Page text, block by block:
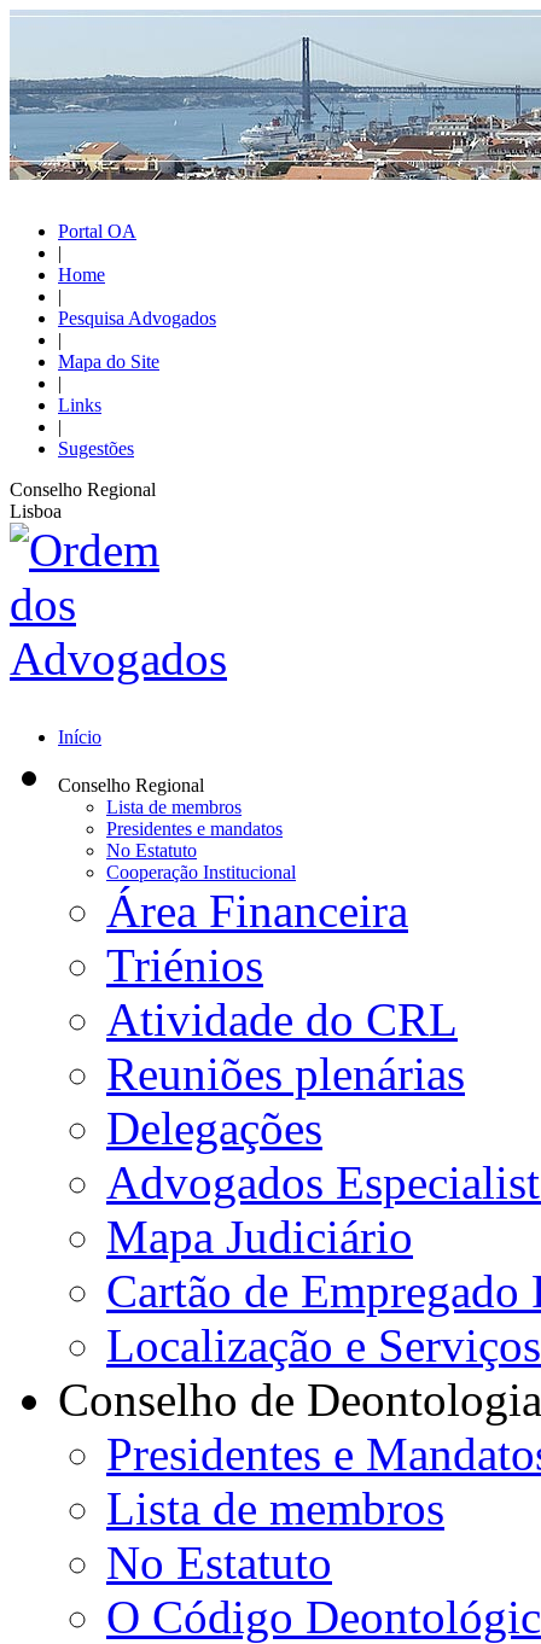
Portal OA
|
Home
|
Pesquisa Advogados
|
Mapa do Site
|
Links
|
Sugestões
Conselho Regional
Lisboa
Início
Conselho Regional
Lista de membros
Presidentes e mandatos
No Estatuto
Cooperação Institucional
Área Financeira
Triénios
Atividade do CRL
Reuniões plenárias
Delegações
Advogados
Mapa Judiciário
Cartão de Empregado
Localização e
Conselho de Deontologia
Presidentes e
Lista de membros
No Estatuto
O Código